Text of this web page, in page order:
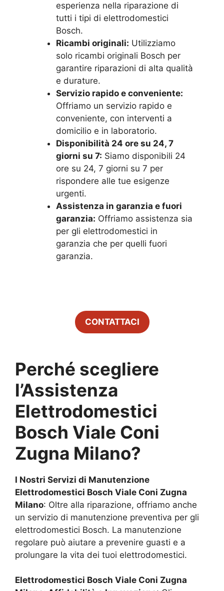
esperienza nella riparazione di
tutti i tipi di elettrodomestici
Bosch.
Ricambi originali: Utilizziamo
solo ricambi originali Bosch per
garantire riparazioni di alta qualità
e durature.
Servizio rapido e conveniente:
Offriamo un servizio rapido e
conveniente, con interventi a
domicilio e in laboratorio.
Disponibilità 24 ore su 24, 7
giorni su 7: Siamo disponibili 24
ore su 24, 7 giorni su 7 per
rispondere alle tue esigenze
urgenti.
Assistenza in garanzia e fuori
garanzia: Offriamo assistenza sia
per gli elettrodomestici in
garanzia che per quelli fuori
garanzia.
CONTATTACI
Perché scegliere
l’Assistenza
Elettrodomestici
Bosch Viale Coni
Zugna Milano?
I Nostri Servizi di Manutenzione
Elettrodomestici Bosch Viale Coni Zugna
Milano: Oltre alla riparazione, offriamo anche
un servizio di manutenzione preventiva per gli
elettrodomestici Bosch. La manutenzione
regolare può aiutare a prevenire guasti e a
prolungare la vita dei tuoi elettrodomestici.
Elettrodomestici Bosch Viale Coni Zugna